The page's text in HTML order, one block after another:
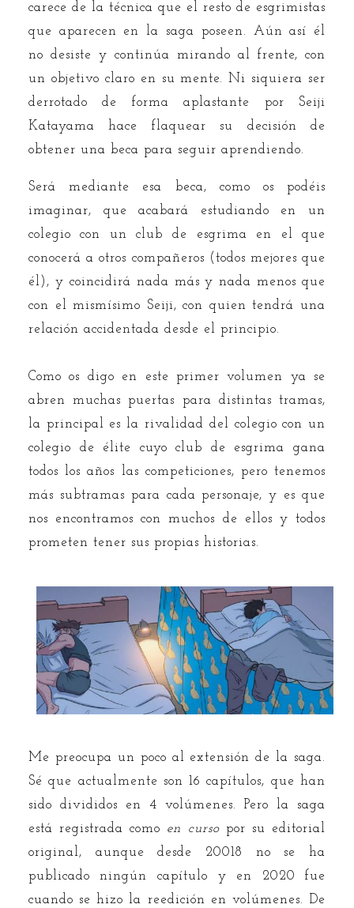
carece de la técnica que el resto de esgrimistas
que aparecen en la saga poseen. Aún así él
no desiste y continúa mirando al frente, con
un objetivo claro en su mente. Ni siquiera ser
derrotado de forma aplastante por Seiji
Katayama hace flaquear su decisión de
obtener una beca para seguir aprendiendo.
Será mediante esa beca, como os podéis
imaginar, que acabará estudiando en un
colegio con un club de esgrima en el que
conocerá a otros compañeros (todos mejores que
él), y coincidirá nada más y nada menos que
con el mismísimo Seiji, con quien tendrá una
relación accidentada desde el principio.
Como os digo en este primer volumen ya se
abren muchas puertas para distintas tramas,
la principal es la rivalidad del colegio con un
colegio de élite cuyo club de esgrima gana
todos los años las competiciones, pero tenemos
más subtramas para cada personaje, y es que
nos encontramos con muchos de ellos y todos
prometen tener sus propias historias.
Me preocupa un poco al extensión de la saga.
Sé que actualmente son 16 capítulos, que han
sido divididos en 4 volúmenes. Pero la saga
está registrada como en cursopor su editorial
original, aunque desde 20018 no se ha
publicado ningún capítulo y en 2020 fue
cuando se hizo la reedición en volúmenes. De